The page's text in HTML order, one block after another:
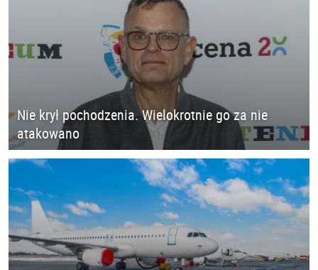
Nie krył pochodzenia. Wielokrotnie go za nie
atakowano